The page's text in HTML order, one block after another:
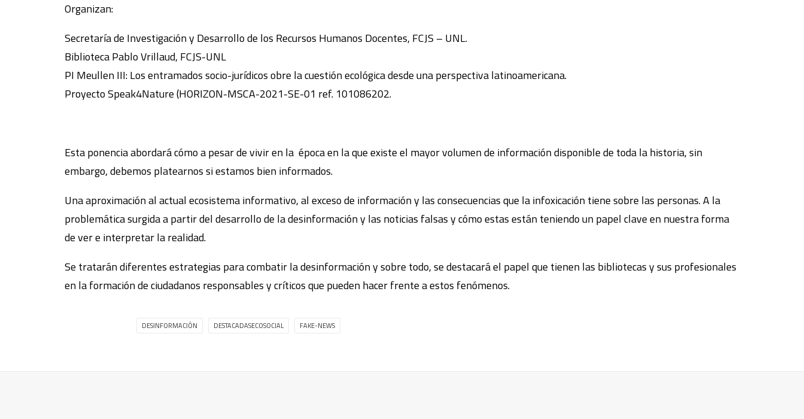
Organizan:
Secretaría de Investigación y Desarrollo de los Recursos Humanos Docentes, FCJS – UNL.
Biblioteca Pablo Vrillaud, FCJS-UNL
PI Meullen III: Los entramados socio-jurídicos obre la cuestión ecológica desde una perspectiva latinoamericana.
Proyecto Speak4Nature (HORIZON-MSCA-2021-SE-01 ref. 101086202.
Esta ponencia abordará cómo a pesar de vivir en la época en la que existe el mayor volumen de información disponible de toda la historia, sin
embargo, debemos platearnos si estamos bien informados.
Una aproximación al actual ecosistema informativo, al exceso de información y las consecuencias que la infoxicación tiene sobre las personas. A la
problemática surgida a partir del desarrollo de la desinformación y las noticias falsas y cómo estas están teniendo un papel clave en nuestra forma
de ver e interpretar la realidad.
Se tratarán diferentes estrategias para combatir la desinformación y sobre todo, se destacará el papel que tienen las bibliotecas y sus profesionales
en la formación de ciudadanos responsables y críticos que pueden hacer frente a estos fenómenos.
DESINFORMACIÓN DESTACADASECOSOCIAL FAKE-NEWS